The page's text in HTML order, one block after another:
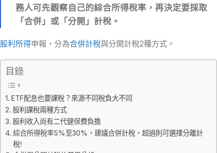
務人可先觀察自己的綜合所得稅率，再決定要採取
「合併」或「分開」計稅。
股利所得申報，分為合併計稅與分開計稅2種方式。
目錄
ETF配息也要課稅？來源不同稅負大不同
股利課稅兩種方式
股利收入尚有二代健保費負擔
綜合所得稅率5%至30%，建議合併計稅，超過則可選擇分離計
稅!